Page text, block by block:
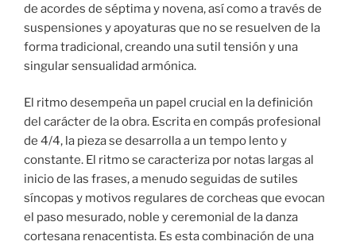
de acordes de séptima y novena, así como a través de
suspensiones y apoyaturas que no se resuelven de la
forma tradicional, creando una sutil tensión y una
singular sensualidad armónica.
El ritmo desempeña un papel crucial en la definición
del carácter de la obra. Escrita en compás profesional
de 4/4, la pieza se desarrolla a un tempo lento y
constante. El ritmo se caracteriza por notas largas al
inicio de las frases, a menudo seguidas de sutiles
síncopas y motivos regulares de corcheas que evocan
el paso mesurado, noble y ceremonial de la danza
cortesana renacentista. Es esta combinación de una